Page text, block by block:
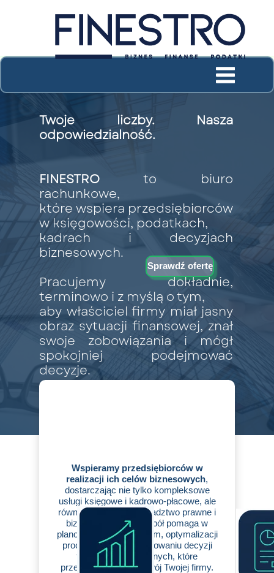
Twoje liczby. Nasza
odpowiedzialność.
FINESTRO to biuro
rachunkowe,
które wspiera przedsiębiorców
w księgowości, podatkach,
kadrach i decyzjach
biznesowych.
Pracujemy dokładnie,
terminowo i z myślą o tym,
aby właściciel firmy miał jasny
obraz sytuacji finansowej, znał
swoje zobowiązania i mógł
spokojniej podejmować
decyzje.
Sprawdź ofertę
Wspieramy przedsiębiorców w
realizacji ich celów biznesowych,
dostarczając nie tylko kompleksowe
usługi księgowe i kadrowo-płacowe, ale
również eksperckie doradztwo prawne i
biznesowe. Nasz zespół pomaga w
planowaniu strategicznym, optymalizacji
procesów oraz podejmowaniu decyzji
finansowych i prawnych, które
przekładają się na rozwój Twojej firmy.